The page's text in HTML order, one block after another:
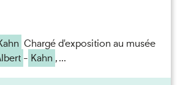
Chargé d'exposition au musée
- Kahn , ...